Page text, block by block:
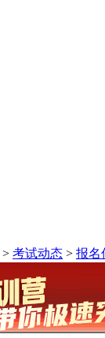
> 考试动态 > 报名